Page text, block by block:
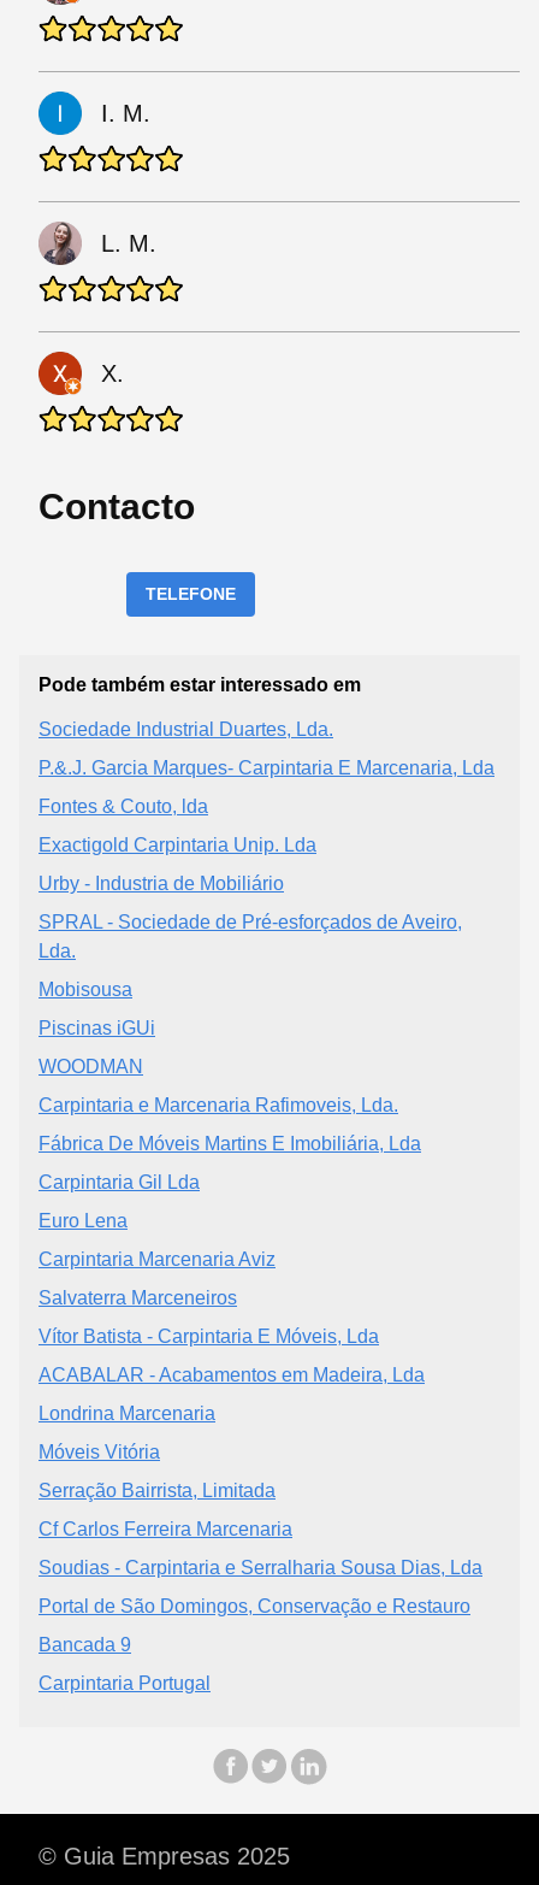
I. M.
L. M.
X.
Contacto
TELEFONE
Pode também estar interessado em
Sociedade Industrial Duartes, Lda.
P.&.J. Garcia Marques- Carpintaria E Marcenaria, Lda
Fontes & Couto, lda
Exactigold Carpintaria Unip. Lda
Urby - Industria de Mobiliário
SPRAL - Sociedade de Pré-esforçados de Aveiro,
Lda.
Mobisousa
Piscinas iGUi
WOODMAN
Carpintaria e Marcenaria Rafimoveis, Lda.
Fábrica De Móveis Martins E Imobiliária, Lda
Carpintaria Gil Lda
Euro Lena
Carpintaria Marcenaria Aviz
Salvaterra Marceneiros
Vítor Batista - Carpintaria E Móveis, Lda
ACABALAR - Acabamentos em Madeira, Lda
Londrina Marcenaria
Móveis Vitória
Serração Bairrista, Limitada
Cf Carlos Ferreira Marcenaria
Soudias - Carpintaria e Serralharia Sousa Dias, Lda
Portal de São Domingos, Conservação e Restauro
Bancada 9
Carpintaria Portugal
© Guia Empresas 2025